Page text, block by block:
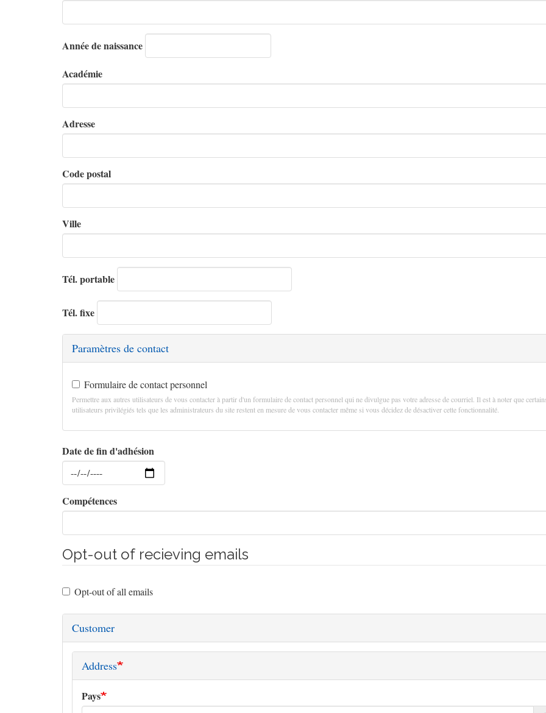
Année de naissance
Académie
Adresse
Code postal
Ville
Tél. portable
Tél. fixe
Paramètres de contact
Formulaire de contact personnel
Permettre aux autres utilisateurs de vous contacter à partir d'un formulaire de contact personnel qui ne divulgue pas votre adresse de courriel. Il est à noter que
utilisateurs privilégiés tels que les administrateurs du site restent en mesure de vous contacter même si vous décidez de désactiver cette fonctionnalité.
Date de fin d'adhésion
Date
Compétences
Opt-out of recieving emails
Opt-out of all emails
Customer
Address
Pays